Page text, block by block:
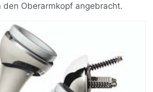
den Oberarmkopf angebracht.